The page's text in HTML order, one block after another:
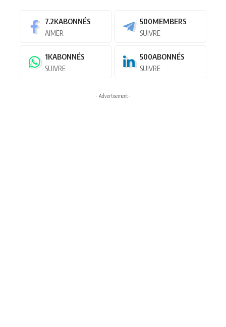
7.2KABONNÉS
AIMER
500MEMBERS
SUIVRE
1KABONNÉS
SUIVRE
500ABONNÉS
SUIVRE
- Advertisement -